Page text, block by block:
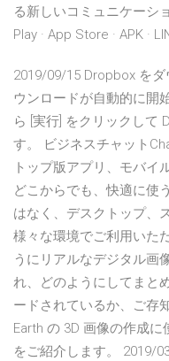
る新しいコミュニケーシ
Play · App Store · APK ·
2019/09/15 Dropbox を
ウンロードが自動的に開
ら [実行] をクリックして
す。 ビジネスチャット
トップ版アプリ、モバイ
どこからでも、快適に使
はなく、デスクトップ、
様々な環境でご利用いた
うにリアルなデジタル画
れ、どのようにしてまと
ードされているか、ご存
Earth の 3D 画像の作成
をご紹介します。 2019/